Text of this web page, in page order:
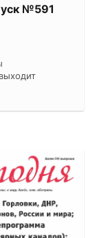
№591